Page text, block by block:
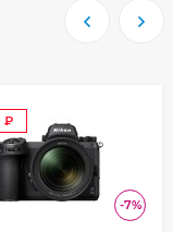
-7%
₽